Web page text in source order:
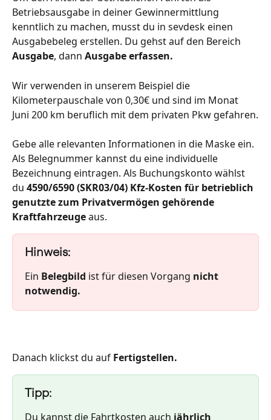
Betriebsausgabe in deiner Gewinnermittlung
kenntlich zu machen, musst du in sevdesk einen
Ausgabebeleg erstellen. Du gehst auf den Bereich
Ausgabe, dann Ausgabe erfassen.
Wir verwenden in unserem Beispiel die
Kilometerpauschale von 0,30€ und sind im Monat
Juni 200 km beruflich mit dem privaten Pkw gefahren.
Gebe alle relevanten Informationen in die Maske ein.
Als Belegnummer kannst du eine individuelle
Bezeichnung eintragen. Als Buchungskonto wählst
du 4590/6590 (SKR03/04) Kfz-Kosten für betrieblich
genutzte zum Privatvermögen gehörende
Kraftfahrzeuge aus.
Hinweis:
Ein Belegbild ist für diesen Vorgang nicht
notwendig.
Danach klickst du auf Fertigstellen.
Tipp:
Du kannst die Fahrtkosten auch jährlich